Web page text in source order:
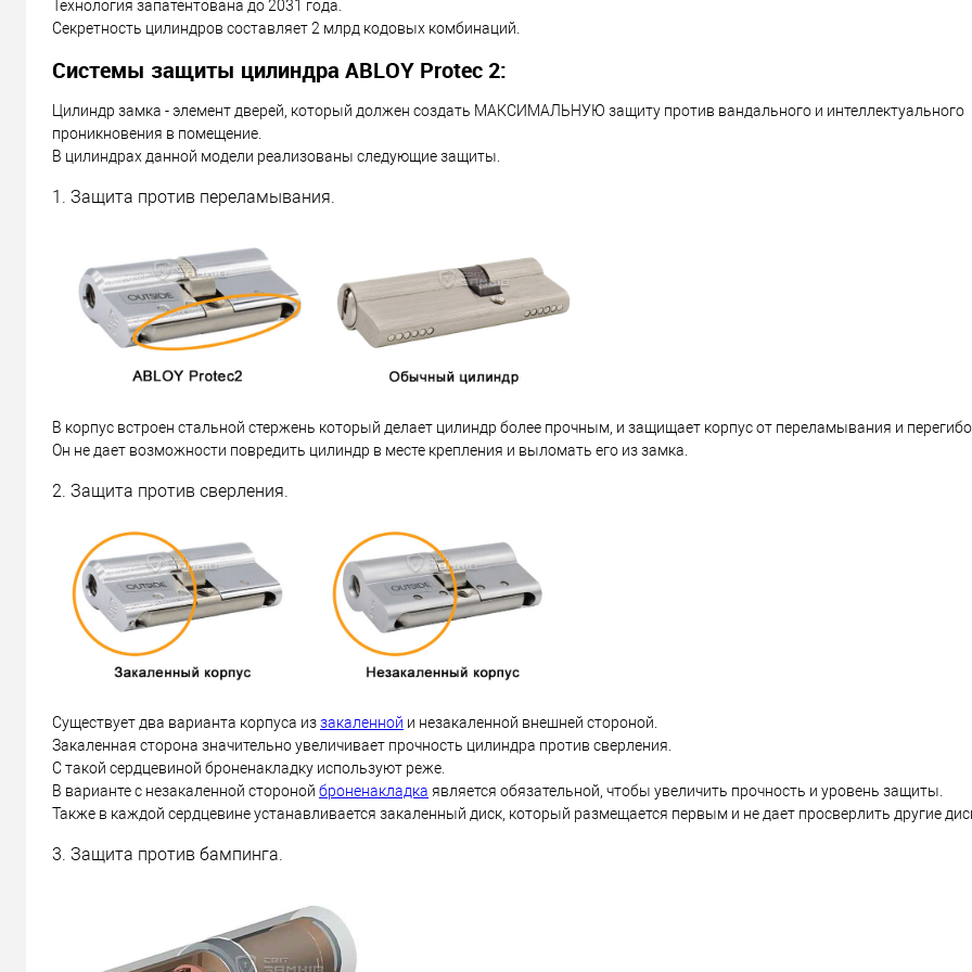
Технология запатентована до 2031 года.
Секретность цилиндров составляет 2 млрд кодовых комбинаций.
Системы защиты цилиндра ABLOY Protec 2:
Цилиндр замка - элемент дверей, который должен создать МАКСИМАЛЬНУЮ защиту против вандального и интеллектуального
проникновения в помещение.
В цилиндрах данной модели реализованы следующие защиты.
1. Защита против переламывания.
В корпус встроен стальной стержень который делает цилиндр более прочным, и защищает корпус от переламывания и
Он не дает возможности повредить цилиндр в месте крепления и выломать его из замка.
2. Защита против сверления.
Существует два варианта корпуса иззакаленной и незакаленной внешней стороной.
Закаленная сторона значительно увеличивает прочность цилиндра против сверления.
С такой сердцевиной броненакладку используют реже.
В варианте с незакаленной стороной броненакладка является обязательной, чтобы увеличить прочность и уровень защиты.
Также в каждой сердцевине устанавливается закаленный диск, который размещается первым и не дает просверлить другие
3. Защита против бампинга.